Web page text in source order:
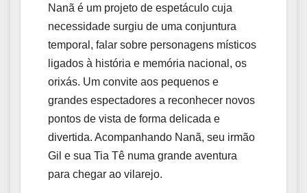
Nanã é um projeto de espetáculo cuja
necessidade surgiu de uma conjuntura
temporal, falar sobre personagens místicos
ligados à história e memória nacional, os
orixás. Um convite aos pequenos e
grandes espectadores a reconhecer novos
pontos de vista de forma delicada e
divertida. Acompanhando Nanã, seu irmão
Gil e sua Tia Tê numa grande aventura
para chegar ao vilarejo.